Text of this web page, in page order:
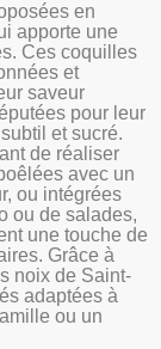
en
apporte une
Ces coquilles
et
saveur
pour leur
et sucré.
de réaliser
avec un
ou intégrées
ou de salades,
une touche de
Grâce à
noix de Saint-
adaptées à
ou un